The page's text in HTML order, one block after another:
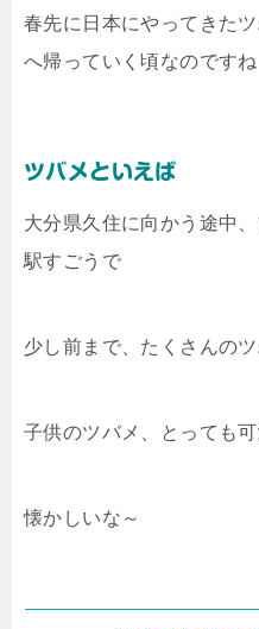
春先に日本にやってきた
へ帰っていく頃なのですね
ツバメといえば
大分県久住に向かう途中
駅すごうで
少し前まで、たくさんの
子供のツバメ、とっても
懐かしいな～